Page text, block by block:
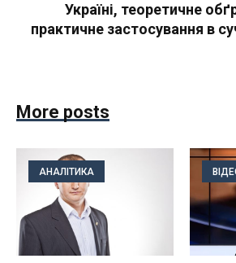
Україні, теоретичне
практичне застосування в
More posts
АНАЛІТИКА